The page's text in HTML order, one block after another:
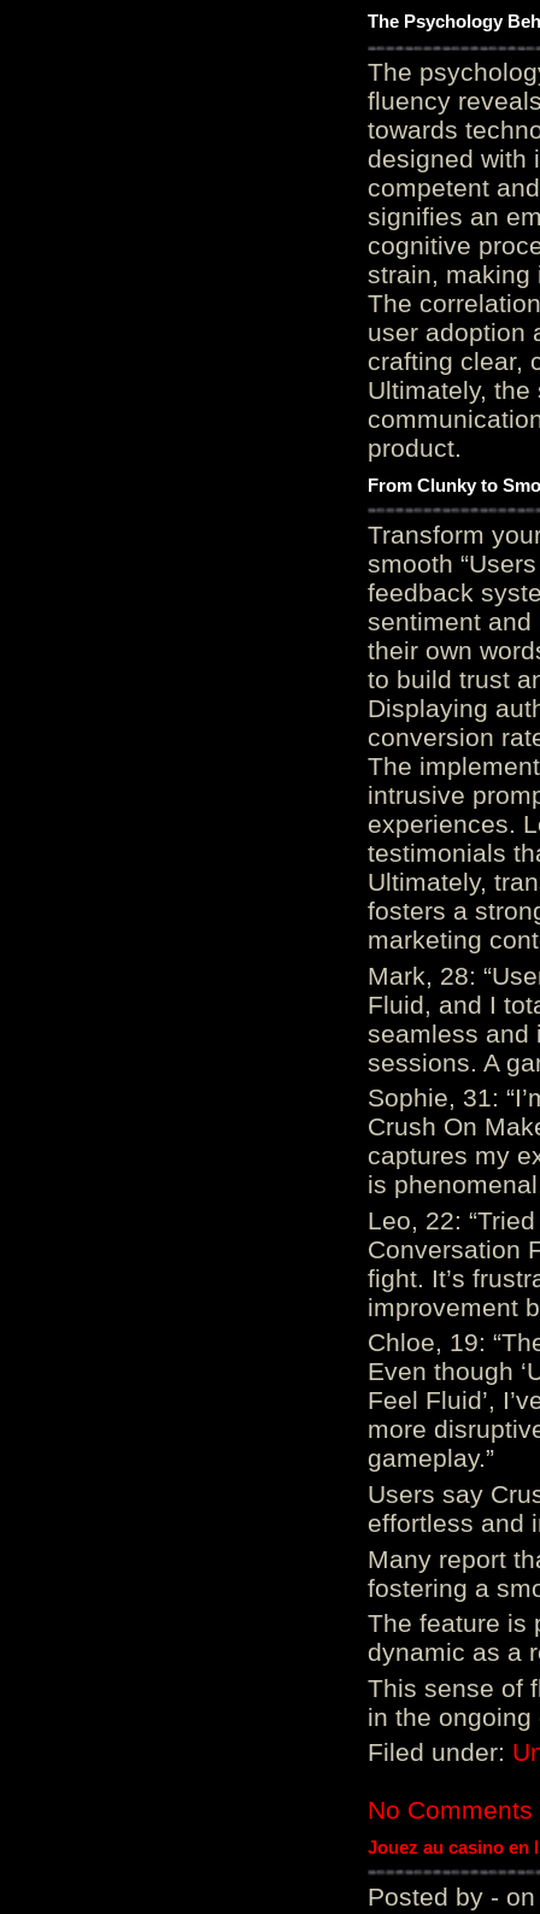
The Psychology
The
fluency
towards
designed with
competent
signifies an
cognitive
strain, making
The
user adoption
crafting clear,
Ultimately,
product.
From Clunky to
Transform
smooth
feedback
sentiment and
their own
to build trust
Displaying
conversion
The
intrusive
experiences.
testimonials
Ultimately,
fosters a
marketing
Mark, 28:
Fluid, and I
seamless and
sessions. A
Sophie, 31:
Crush On
captures my
is
Leo, 22:
Conversation
fight. It’s
improvement
Chloe, 19:
Even though
Feel Fluid’,
more
gameplay.”
Users say
effortless and
Many report
fostering a
The feature is
dynamic as a
This sense of
in the ongoing
Filed under:
No Comments
Jouez au casino en
Posted by - on